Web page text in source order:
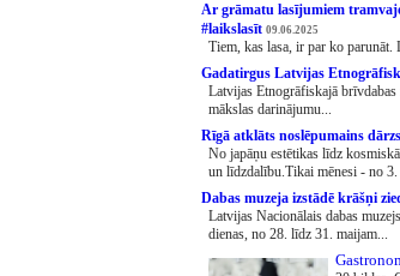
Ar grāmatu lasījumiem
#laikslasīt 09.06.2025
Tiem, kas lasa, ir par ko parunāt.
Gadatirgus Latvijas
Latvijas Etnogrāfiskajā
mākslas darinājumu...
Rīgā atklāts noslēpumains
No japāņu estētikas līdz
un līdzdalību.Tikai mēnesi - no
Dabas muzeja izstādē krāšņi
Latvijas Nacionālais dabas
dienas, no 28. līdz 31. maijam...